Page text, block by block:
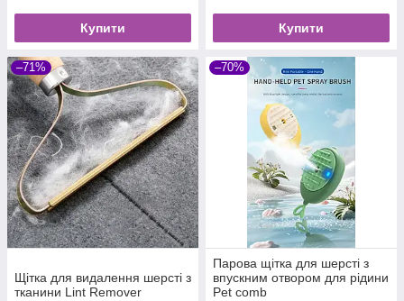
Купити Купити
–71%
Щітка для видалення шерсті з
тканини Lint Remover
–70%
Парова щітка для шерсті з
впускним отвором для рідини
Pet comb